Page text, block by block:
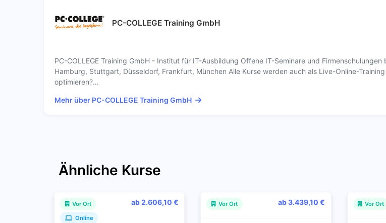
PC-COLLEGE Training GmbH
PC-COLLEGE Training GmbH - Institut für IT-Ausbildung Offene IT-Seminare und
Hamburg, Stuttgart, Düsseldorf, Frankfurt, München Alle Kurse werden auch als Live-Online-
optimieren?…
Mehr über PC-COLLEGE Training GmbH
Ähnliche Kurse
Vor Ort
Online
ab 2.606,10 € Vor Ort ab 3.439,10 € Vor Ort